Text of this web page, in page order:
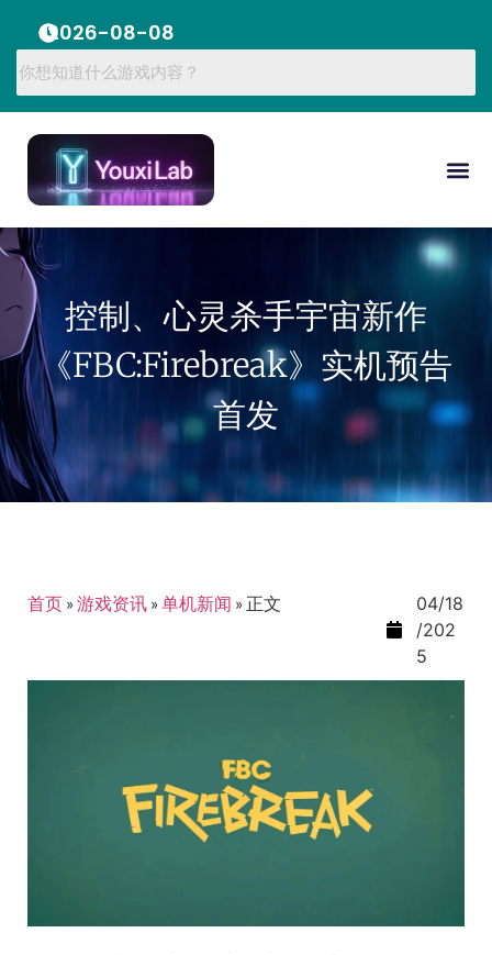
2026-08-08
控制、心灵杀手宇宙新作
《FBC:Firebreak》实机预告
首发
首页 »游戏资讯 »单机新闻 » 正文
04/18
/202
5